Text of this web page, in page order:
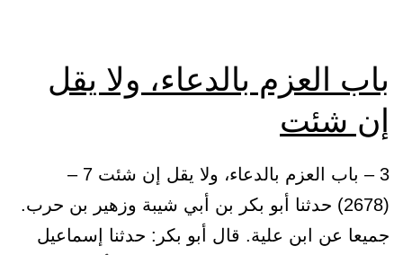
باب العزم بالدعاء، ولا يقل
إن شئت
3 – باب العزم بالدعاء، ولا يقل إن شئت 7 –
(2678) حدثنا أبو بكر بن أبي شيبة وزهير بن حرب.
جميعا عن ابن علية. قال أبو بكر: حدثنا إسماعيل